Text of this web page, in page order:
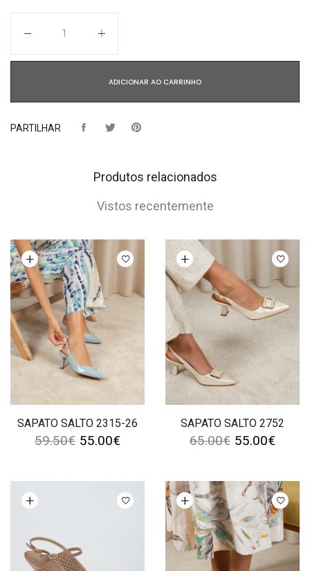
ADICIONAR AO CARRINHO
PARTILHAR
Produtos relacionados
Vistos recentemente
SAPATO SALTO 2315-26
opções
59.50€ 55.00€
SAPATO SALTO 2752
Ver opções
65.00€ 55.00€
opções Ver opções